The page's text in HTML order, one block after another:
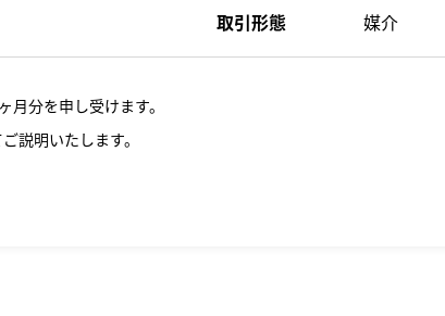
取引形態 媒介
分を申し受けます。
説明いたします。